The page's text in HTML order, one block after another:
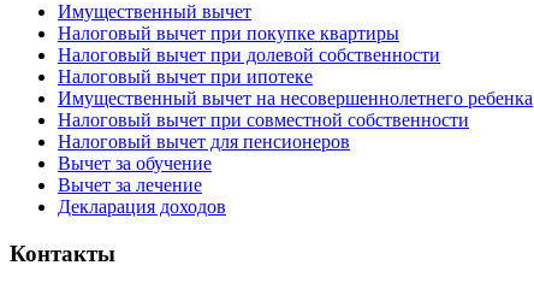
Имущественный вычет
Налоговый вычет при покупке квартиры
Налоговый вычет при долевой собственности
Налоговый вычет при ипотеке
Имущественный вычет на несовершеннолетнего ребенка
Налоговый вычет при совместной собственности
Налоговый вычет для пенсионеров
Вычет за обучение
Вычет за лечение
Декларация доходов
Контакты